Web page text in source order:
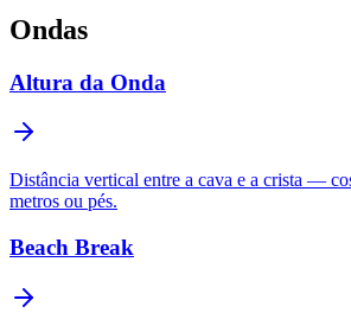
Ondas
Altura da Onda
Distância vertical entre a cava e a crista —
metros ou pés.
Beach Break